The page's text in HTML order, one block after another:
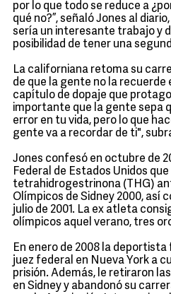
por lo que todo se reduce a
qué no?”, señaló Jones al
sería un interesante trabajo y
posibilidad de tener una
La californiana retoma su
de que la gente no la recuerde
capítulo de dopaje que
importante que la gente sepa
error en tu vida, pero lo que
gente va a recordar de ti",
Jones confesó en octubre de
Federal de Estados Unidos
tetrahidrogestrinona (THG)
Olímpicos de Sidney 2000, así
julio de 2001. La ex atleta
olímpicos aquel verano, tres
En enero de 2008 la
juez federal en Nueva York a
prisión. Además, le retiraron
en Sidney y abandonó su